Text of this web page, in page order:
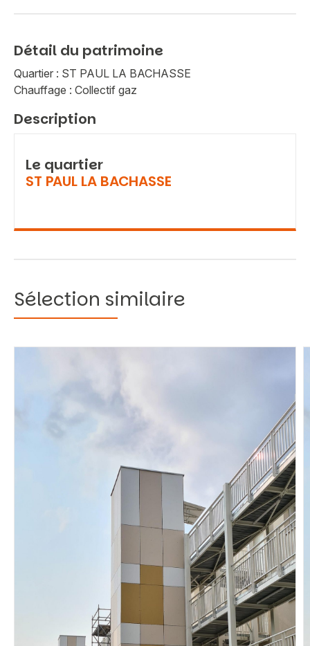
Détail du patrimoine
Quartier : ST PAUL LA BACHASSE
Chauffage : Collectif gaz
Description
Le quartier
ST PAUL LA BACHASSE
Sélection similaire